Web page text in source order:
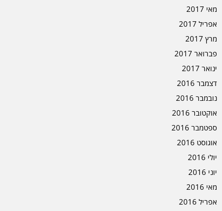
מאי 2017
אפריל 2017
מרץ 2017
פברואר 2017
ינואר 2017
דצמבר 2016
נובמבר 2016
אוקטובר 2016
ספטמבר 2016
אוגוסט 2016
יולי 2016
יוני 2016
מאי 2016
אפריל 2016